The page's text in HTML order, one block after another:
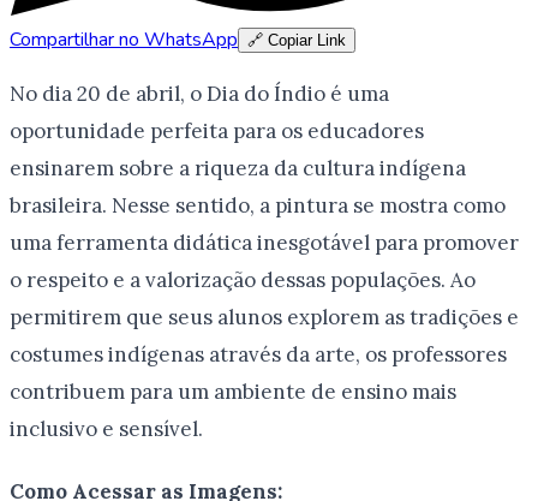
Compartilhar no WhatsApp 🔗 Copiar Link
No dia 20 de abril, o Dia do Índio é uma
oportunidade perfeita para os educadores
ensinarem sobre a riqueza da cultura indígena
brasileira. Nesse sentido, a pintura se mostra como
uma ferramenta didática inesgotável para promover
o respeito e a valorização dessas populações. Ao
permitirem que seus alunos explorem as tradições e
costumes indígenas através da arte, os professores
contribuem para um ambiente de ensino mais
inclusivo e sensível.
Como Acessar as Imagens: